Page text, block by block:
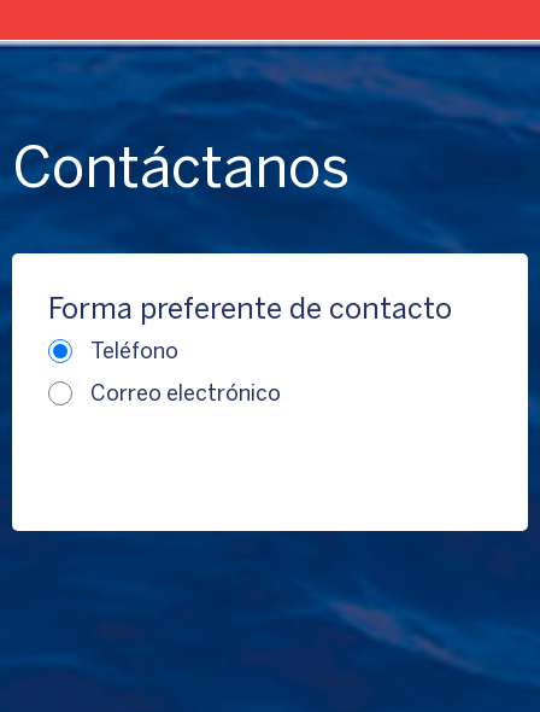
Contáctanos
Forma preferente de contacto
Teléfono
Correo electrónico